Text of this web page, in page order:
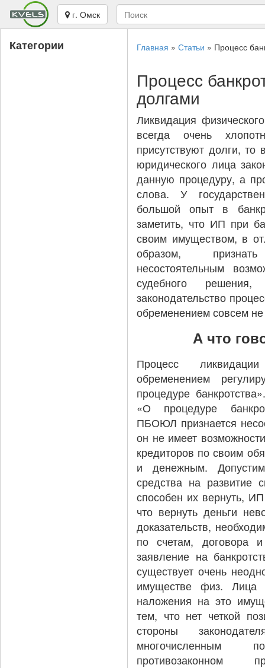
г. Омск
Категории Главная » Статьи » Процесс
Процесс
долгами
Ликвидация
всегда очень
присутствуют долги,
юридического лица
данную процедуру, а
слова. У
большой опыт в
заметить, что ИП при
своим имуществом, в
образом,
несостоятельным
судебного
законодательство
обременением совсем
А что
Процесс
обременением
процедуре
«О процедуре
ПБОЮЛ признается
он не имеет
кредиторов по своим
и денежным.
средства на развитие
способен их вернуть,
что вернуть деньги
доказательств,
по счетам, договора
заявление на
существует очень
имуществе физ.
наложения на это
тем, что нет четкой
стороны
противозаконном